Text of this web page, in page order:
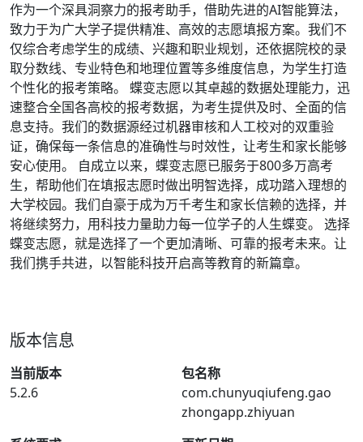
作为一个深具洞察力的报考助手，借助先进的AI智能算法，
致力于为广大学子提供精准、高效的志愿填报方案。我们不
仅综合考虑学生的成绩、兴趣和职业规划，还依据院校的录
取分数线、专业特色和地理位置等多维度信息，为学生打造
个性化的报考策略。 蝶变志愿以其卓越的数据处理能力，迅
速整合全国各高校的报考数据，为考生提供及时、全面的信
息支持。我们的数据源经过机器审核和人工校对的双重验
证，确保每一条信息的准确性与时效性，让考生和家长能够
安心使用。 自成立以来，蝶变志愿已服务于800多万高考
生，帮助他们在填报志愿时做出明智选择，成功踏入理想的
大学校园。我们自豪于成为万千考生和家长信赖的选择，并
将继续努力，用科技力量助力每一位学子的人生蝶变。 选择
蝶变志愿，就是选择了一个更加清晰、可靠的报考未来。让
我们携手共进，以智能科技开启高等教育的新篇章。
版本信息
当前版本
5.2.6
包名称
com.chunyuqiufeng.gao
zhongapp.zhiyuan